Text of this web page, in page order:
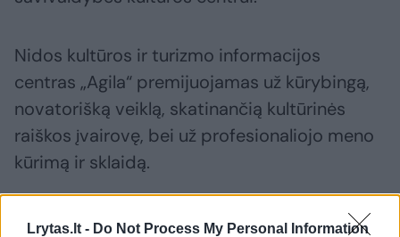
Lrytas.lt - Do Not Process My Personal Information
Nidos kultūros ir turizmo informacijos
centras „Agila“ premijuojamas už kūrybingą,
novatorišką veiklą, skatinančią kultūrinės
raiškos įvairovę, bei už profesionaliojo meno
kūrimą ir sklaidą.
Už vietos kultūrinio identiteto, tautinės